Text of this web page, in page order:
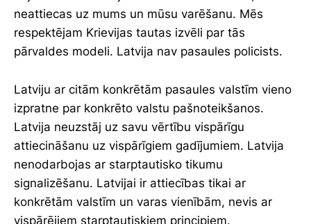
neattiecas uz mums un mūsu varēšanu. Mēs
respektējam Krievijas tautas izvēli par tās
pārvaldes modeli. Latvija nav pasaules policists.
Latviju ar citām konkrētām pasaules valstīm vieno
izpratne par konkrēto valstu pašnoteikšanos.
Latvija neuzstāj uz savu vērtību vispārīgu
attiecināšanu uz vispārīgiem gadījumiem. Latvija
nenodarbojas ar starptautisko tikumu
signalizēšanu. Latvijai ir attiecības tikai ar
konkrētām valstīm un varas vienībām, nevis ar
vispārējiem starptautiskiem principiem.